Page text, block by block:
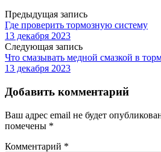
Предыдущая запись
Где проверить тормозную систему
13 декабря 2023
Следующая запись
Что смазывать медной смазкой в
13 декабря 2023
Добавить комментарий
Ваш адрес email не будет
помечены *
Комментарий *